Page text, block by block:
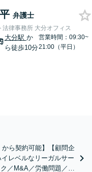
弁護士
法律事務所 大分オフィス
大分駅 か
ら徒歩10分
営業時間：09:30~
21:00（平日）
から契約可能】【顧問企
レベルなリーガルサー
／M&A／労働問題／知